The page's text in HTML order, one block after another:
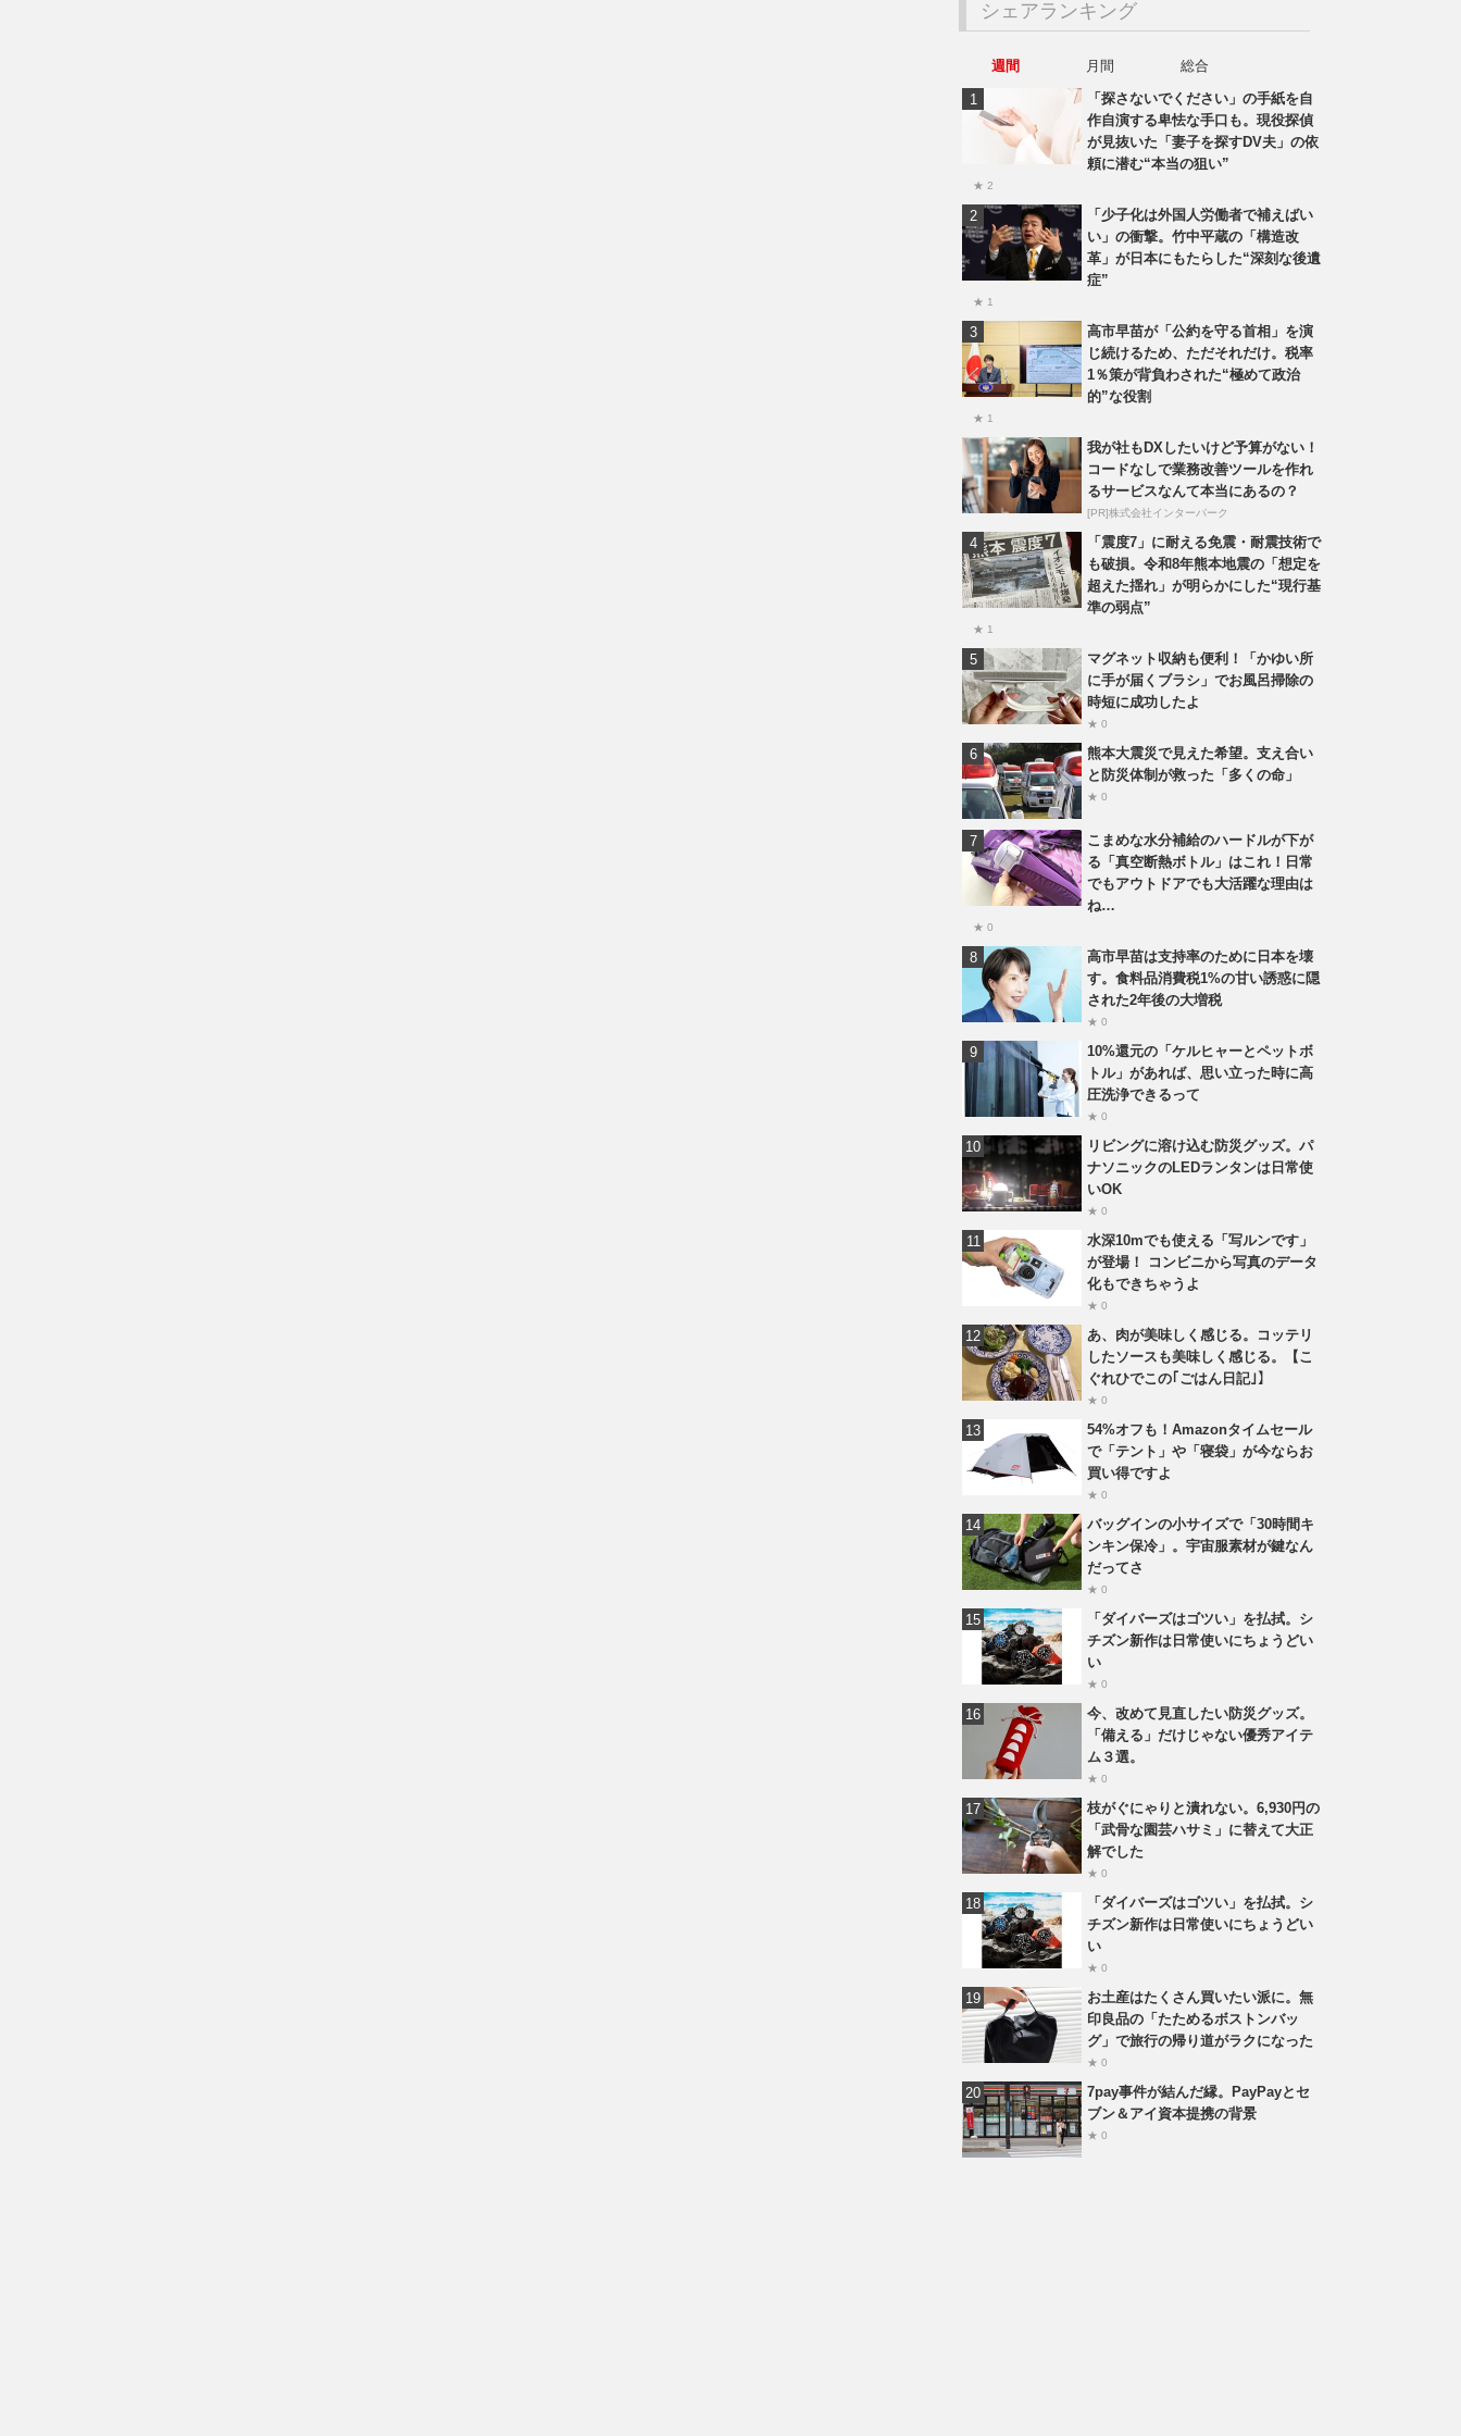
シェアランキング
週間 月間
総合
「探さないでください」の手紙を自
作自演する卑怯な手口も。現役探偵
が見抜いた「妻子を探すDV夫」の依
頼に潜む“本当の狙い”
★ 2
「少子化は外国人労働者で補えばい
い」の衝撃。竹中平蔵の「構造改
革」が日本にもたらした“深刻な後遺
症”
★ 1
高市早苗が「公約を守る首相」を演
じ続けるため、ただそれだけ。税率
1％策が背負わされた“極めて政治
的”な役割
★ 1
我が社もDXしたいけど予算がない！
コードなしで業務改善ツールを作れ
るサービスなんて本当にあるの？
[PR]株式会社インターパーク
「震度7」に耐える免震・耐震技術で
も破損。令和8年熊本地震の「想定を
超えた揺れ」が明らかにした“現行基
準の弱点”
★ 1
マグネット収納も便利！「かゆい所
に手が届くブラシ」でお風呂掃除の
時短に成功したよ
★ 0
熊本大震災で見えた希望。支え合い
と防災体制が救った「多くの命」
★ 0
こまめな水分補給のハードルが下が
る「真空断熱ボトル」はこれ！日常
でもアウトドアでも大活躍な理由は
ね…
★ 0
高市早苗は支持率のために日本を壊
す。食料品消費税1%の甘い誘惑に隠
された2年後の大増税
★ 0
10%還元の「ケルヒャーとペットボ
トル」があれば、思い立った時に高
圧洗浄できるって
★ 0
リビングに溶け込む防災グッズ。パ
ナソニックのLEDランタンは日常使
いOK
★ 0
水深10mでも使える「写ルンです」
が登場！ コンビニから写真のデータ
化もできちゃうよ
★ 0
あ、肉が美味しく感じる。コッテリ
したソースも美味しく感じる。【こ
ぐれひでこの｢ごはん日記｣】
★ 0
54%オフも！Amazonタイムセール
で「テント」や「寝袋」が今ならお
買い得ですよ
★ 0
バッグインの小サイズで「30時間キ
ンキン保冷」。宇宙服素材が鍵なん
だってさ
★ 0
「ダイバーズはゴツい」を払拭。シ
チズン新作は日常使いにちょうどい
い
★ 0
今、改めて見直したい防災グッズ。
「備える」だけじゃない優秀アイテ
ム３選。
★ 0
枝がぐにゃりと潰れない。6,930円の
「武骨な園芸ハサミ」に替えて大正
解でした
★ 0
「ダイバーズはゴツい」を払拭。シ
チズン新作は日常使いにちょうどい
い
★ 0
お土産はたくさん買いたい派に。無
印良品の「たためるボストンバッ
グ」で旅行の帰り道がラクになった
★ 0
7pay事件が結んだ縁。PayPayとセ
ブン＆アイ資本提携の背景
★ 0